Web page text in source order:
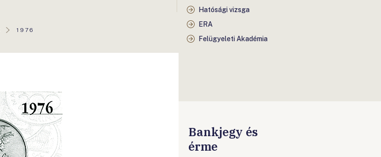
AKTUÁLIS
1976
Hatósági vizsga
ERA
Felügyeleti Akadémia
Bankjegy és
érme